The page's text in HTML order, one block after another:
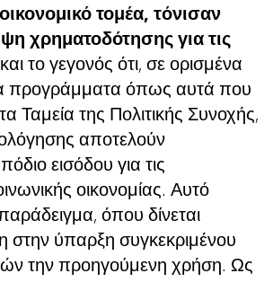
τομέα, τόνισαν
χρηματοδότησης για τις
και το γεγονός ότι, σε ορισμένα
προγράμματα όπως αυτά που
Ταμεία της Πολιτικής Συνοχής,
αποτελούν
εισόδου για τις
οικονομίας. Αυτό
όπου δίνεται
στην ύπαρξη συγκεκριμένου
την προηγούμενη χρήση. Ως